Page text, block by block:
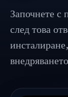
Започнете с
след това